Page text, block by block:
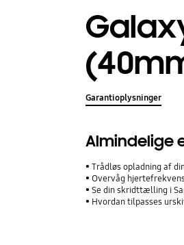
Garantioplysninger
Almindelige
Trådløs opladning af
Overvåg
Se din skridttælling i
Hvordan tilpasses